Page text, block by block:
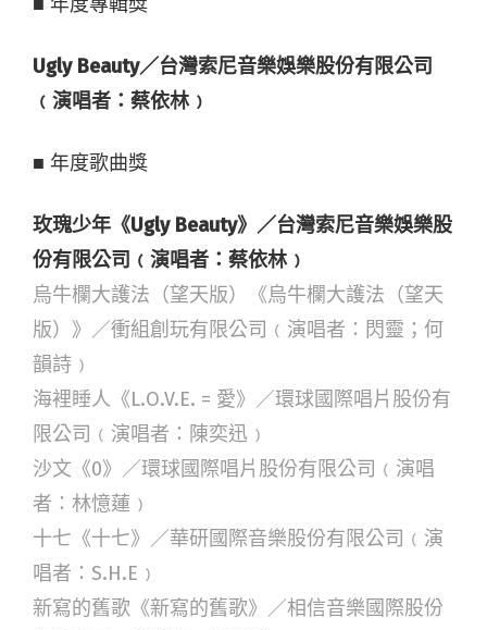
■ 年度專輯獎
Ugly Beauty／台灣索尼音樂娛樂股份有限公司
﹙演唱者：蔡依林﹚
■ 年度歌曲獎
玫瑰少年《Ugly Beauty》／台灣索尼音樂娛樂股
份有限公司﹙演唱者：蔡依林﹚
烏牛欄大護法（望天版）《烏牛欄大護法（望天
版）》／衝組創玩有限公司﹙演唱者：閃靈；何
韻詩﹚
海裡睡人《L.O.V.E. = 愛》／環球國際唱片股份有
限公司﹙演唱者：陳奕迅﹚
沙文《0》／環球國際唱片股份有限公司﹙演唱
者：林憶蓮﹚
十七《十七》／華研國際音樂股份有限公司﹙演
唱者：S.H.E﹚
新寫的舊歌《新寫的舊歌》／相信音樂國際股份